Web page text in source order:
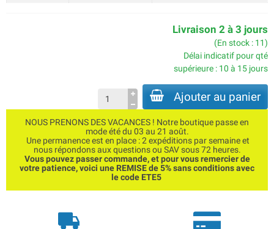
Livraison 2 à 3 jours
(En stock : 11)
Délai indicatif pour qté
supérieure : 10 à 15 jours
Ajouter au panier
NOUS PRENONS DES VACANCES ! Notre boutique passe en
mode été du 03 au 21 août.
Une permanence est en place : 2 expéditions par semaine et
nous répondons aux questions ou SAV sous 72 heures.
Vous pouvez passer commande, et pour vous remercier de
votre patience, voici une REMISE de 5% sans conditions avec
le code ETE5